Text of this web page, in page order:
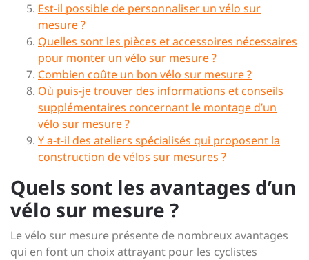
Est-il possible de personnaliser un vélo sur
mesure ?
Quelles sont les pièces et accessoires nécessaires
pour monter un vélo sur mesure ?
Combien coûte un bon vélo sur mesure ?
Où puis-je trouver des informations et conseils
supplémentaires concernant le montage d’un
vélo sur mesure ?
Y a-t-il des ateliers spécialisés qui proposent la
construction de vélos sur mesures ?
Quels sont les avantages d’un
vélo sur mesure ?
Le vélo sur mesure présente de nombreux avantages
qui en font un choix attrayant pour les cyclistes